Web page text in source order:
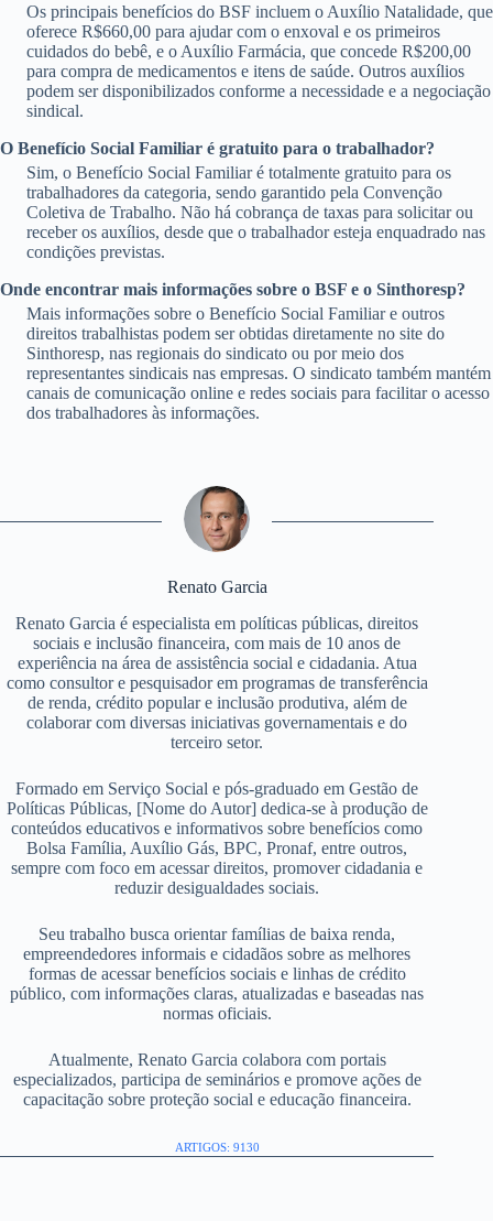
Os principais benefícios do BSF incluem o Auxílio Natalidade, que
oferece R$660,00 para ajudar com o enxoval e os primeiros
cuidados do bebê, e o Auxílio Farmácia, que concede R$200,00
para compra de medicamentos e itens de saúde. Outros auxílios
podem ser disponibilizados conforme a necessidade e a negociação
sindical.
O Benefício Social Familiar é gratuito para o trabalhador?
Sim, o Benefício Social Familiar é totalmente gratuito para os
trabalhadores da categoria, sendo garantido pela Convenção
Coletiva de Trabalho. Não há cobrança de taxas para solicitar ou
receber os auxílios, desde que o trabalhador esteja enquadrado nas
condições previstas.
Onde encontrar mais informações sobre o BSF e o Sinthoresp?
Mais informações sobre o Benefício Social Familiar e outros
direitos trabalhistas podem ser obtidas diretamente no site do
Sinthoresp, nas regionais do sindicato ou por meio dos
representantes sindicais nas empresas. O sindicato também mantém
canais de comunicação online e redes sociais para facilitar o acesso
dos trabalhadores às informações.
Renato Garcia
Renato Garcia é especialista em políticas públicas, direitos
sociais e inclusão financeira, com mais de 10 anos de
experiência na área de assistência social e cidadania. Atua
como consultor e pesquisador em programas de transferência
de renda, crédito popular e inclusão produtiva, além de
colaborar com diversas iniciativas governamentais e do
terceiro setor.
Formado em Serviço Social e pós-graduado em Gestão de
Políticas Públicas, [Nome do Autor] dedica-se à produção de
conteúdos educativos e informativos sobre benefícios como
Bolsa Família, Auxílio Gás, BPC, Pronaf, entre outros,
sempre com foco em acessar direitos, promover cidadania e
reduzir desigualdades sociais.
Seu trabalho busca orientar famílias de baixa renda,
empreendedores informais e cidadãos sobre as melhores
formas de acessar benefícios sociais e linhas de crédito
público, com informações claras, atualizadas e baseadas nas
normas oficiais.
Atualmente, Renato Garcia colabora com portais
especializados, participa de seminários e promove ações de
capacitação sobre proteção social e educação financeira.
ARTIGOS: 9130